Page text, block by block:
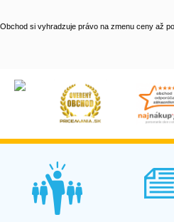
Obchod si vyhradzuje právo na zmenu ceny až